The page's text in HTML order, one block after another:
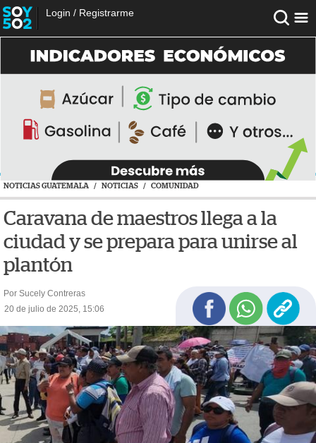
Login / Registrarme
NOTICIAS GUATEMALA / NOTICIAS / COMUNIDAD
Caravana de maestros llega a la
ciudad y se prepara para unirse al
plantón
Por Sucely Contreras
20 de julio de 2025, 15:06